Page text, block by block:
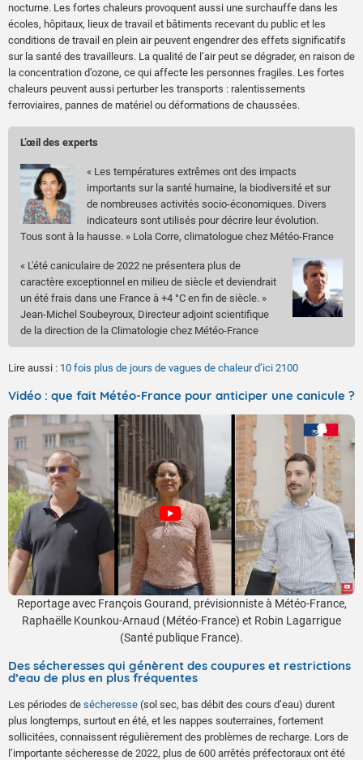
nocturne. Les fortes chaleurs provoquent aussi une surchauffe dans les
écoles, hôpitaux, lieux de travail et bâtiments recevant du public et les
conditions de travail en plein air peuvent engendrer des effets significatifs
sur la santé des travailleurs. La qualité de l’air peut se dégrader, en raison de
la concentration d’ozone, ce qui affecte les personnes fragiles. Les fortes
chaleurs peuvent aussi perturber les transports : ralentissements
ferroviaires, pannes de matériel ou déformations de chaussées.
L’œil des experts
« Les températures extrêmes ont des impacts
importants sur la santé humaine, la biodiversité et sur
de nombreuses activités socio-économiques. Divers
indicateurs sont utilisés pour décrire leur évolution.
Tous sont à la hausse. » Lola Corre, climatologue chez Météo-France
« L'été caniculaire de 2022 ne présentera plus de
caractère exceptionnel en milieu de siècle et deviendrait
un été frais dans une France à +4 °C en fin de siècle. »
Jean-Michel Soubeyroux, Directeur adjoint scientifique
de la direction de la Climatologie chez Météo-France
Lire aussi : 10 fois plus de jours de vagues de chaleur d’ici 2100
Vidéo : que fait Météo-France pour anticiper une canicule ?
Reportage avec François Gourand, prévisionniste à Météo-France,
Raphaëlle Kounkou-Arnaud (Météo-France) et Robin Lagarrigue
(Santé publique France).
Des sécheresses qui génèrent des coupures et restrictions
d’eau de plus en plus fréquentes
Les périodes de sécheresse (sol sec, bas débit des cours d’eau) durent
plus longtemps, surtout en été, et les nappes souterraines, fortement
sollicitées, connaissent régulièrement des problèmes de recharge. Lors de
l’importante sécheresse de 2022, plus de 600 arrêtés préfectoraux ont été